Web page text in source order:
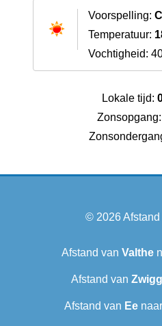
Voorspelling:
Temperatuur:
Vochtigheid:
Lokale tijd:
© 2026
Afstand van Valthe
Afstand van
Afstand van Ee naar